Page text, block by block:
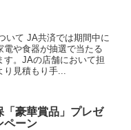
いて JA共済では期間中に
電や食器が抽選で当たる
す。JAの店舗において担
り見積もり手...
「豪華賞品」プレゼ
ペーン